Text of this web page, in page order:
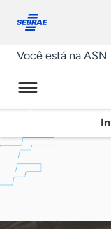
conosco
Você está na ASN